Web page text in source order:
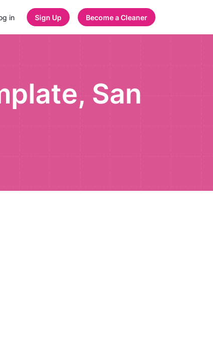
in Sign Up Become a Cleaner
San